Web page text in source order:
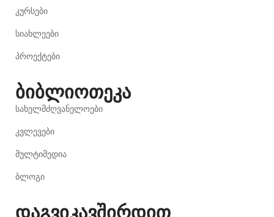
კურსები
სიახლეები
პროექტები
ბიბლიოთეკა
სახელმძღვანელოები
კვლევები
მულტიმედია
ბლოგი
დაგვიკავშირდით